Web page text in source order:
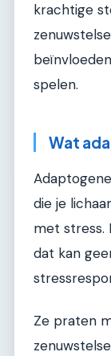
krachtige
spelen.
Wat
die je
met stress.
dat kan
Ze praten